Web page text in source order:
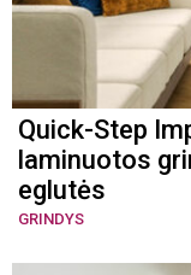
Quick-Step
laminuotos
eglutės
GRINDYS